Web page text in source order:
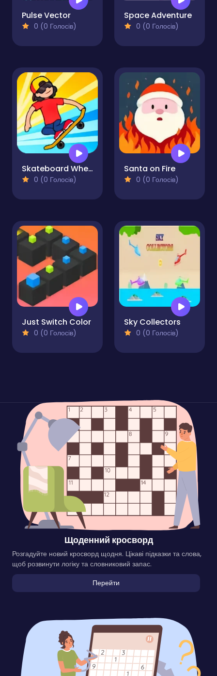
Pulse Vector
0 (0 Голосів)
Space Adventure
0 (0 Голосів)
Skateboard Wheelie
0 (0 Голосів)
Santa on Fire
0 (0 Голосів)
Just Switch Color
0 (0 Голосів)
Sky Collectors
0 (0 Голосів)
Щоденний кросворд
Розгадуйте новий кросворд щодня. Цікаві підказки та слова,
щоб розвинути логіку та словниковий запас.
Перейти